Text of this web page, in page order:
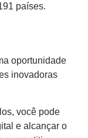
países.
oportunidade
inovadoras
você pode
e alcançar o